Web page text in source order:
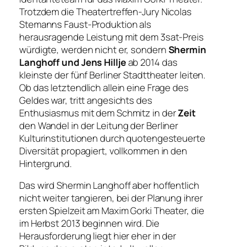
Trotzdem die Theatertreffen-Jury Nicolas
Stemanns Faust-Produktion als
herausragende Leistung mit dem 3sat-Preis
würdigte, werden nicht er, sondernShermin
Langhoff und Jens Hilljeab 2014 das
kleinste der fünf Berliner Stadttheater leiten.
Ob das letztendlich allein eine Frage des
Geldes war, tritt angesichts des
Enthusiasmus mit dem Schmitz in derZeit
den Wandel in der Leitung der Berliner
Kulturinstitutionen durch quotengesteuerte
Diversität propagiert, vollkommen in den
Hintergrund.
Das wird Shermin Langhoff aber hoffentlich
nicht weiter tangieren, bei der Planung ihrer
ersten Spielzeit am Maxim Gorki Theater, die
im Herbst 2013 beginnen wird. Die
Herausforderung liegt hier eher in der